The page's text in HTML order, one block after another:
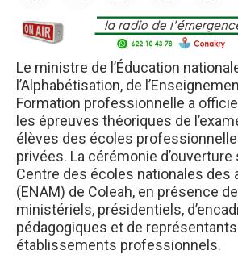
Le ministre de l’Éducation
l’Alphabétisation, de
Formation professionnelle a
les épreuves théoriques de
élèves des écoles
privées. La cérémonie d’ouverture
Centre des écoles nationales des
(ENAM) de Coleah, en présence
ministériels, présidentiels,
pédagogiques et de
établissements professionnels.